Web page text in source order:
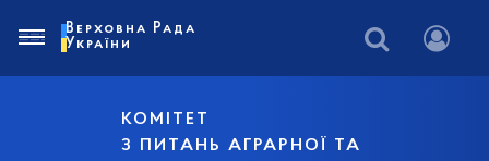
КОМІТЕТ
З ПИТАНЬ АГРАРНОЇ ТА
Верховна Рада
України